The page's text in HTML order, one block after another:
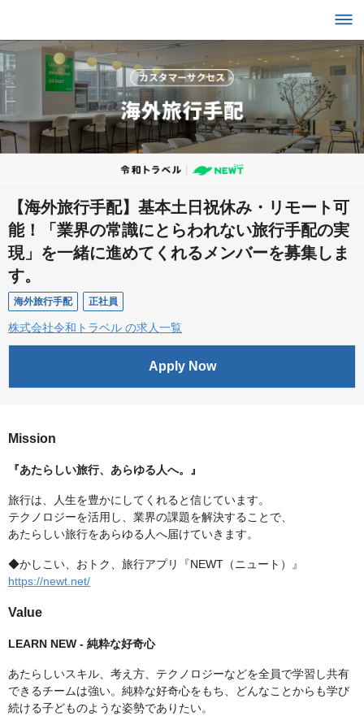
【海外旅行手配】基本土日祝休み・リモート可
能！「業界の常識にとらわれない旅行手配の実
現」を一緒に進めてくれるメンバーを募集しま
す。
海外旅行手配 正社員
株式会社令和トラベル の求人一覧
Apply Now
Mission
『あたらしい旅行、あらゆる人へ。』
旅行は、人生を豊かにしてくれると信じています。
テクノロジーを活用し、業界の課題を解決することで、
あたらしい旅行をあらゆる人へ届けていきます。
◆かしこい、おトク、旅行アプリ『NEWT（ニュート）』
https://newt.net/
Value
LEARN NEW - 純粋な好奇心
あたらしいスキル、考え方、テクノロジーなどを全員で学習し共有
できるチームは強い。純粋な好奇心をもち、どんなことからも学び
続ける子どものような姿勢でありたい。